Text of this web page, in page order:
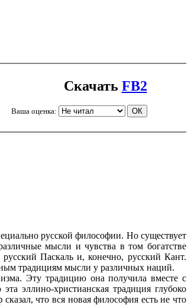
Скачать FB2
Ваша оценка:
русской философии. Но существует
мысли и чувства в том богатстве
Паскаль и, конечно, русский Кант.
традициям мысли у различных наций.
Эту традицию она получила вместе с
эллино-христианская традиция глубоко
что вся новая философия есть не что